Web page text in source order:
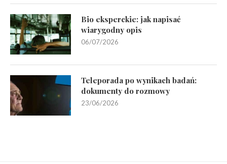
Bio eksperckie: jak napisać
wiarygodny opis
06/07/2026
Teleporada po wynikach badań:
dokumenty do rozmowy
23/06/2026